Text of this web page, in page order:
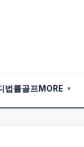
법률골프MORE ▼